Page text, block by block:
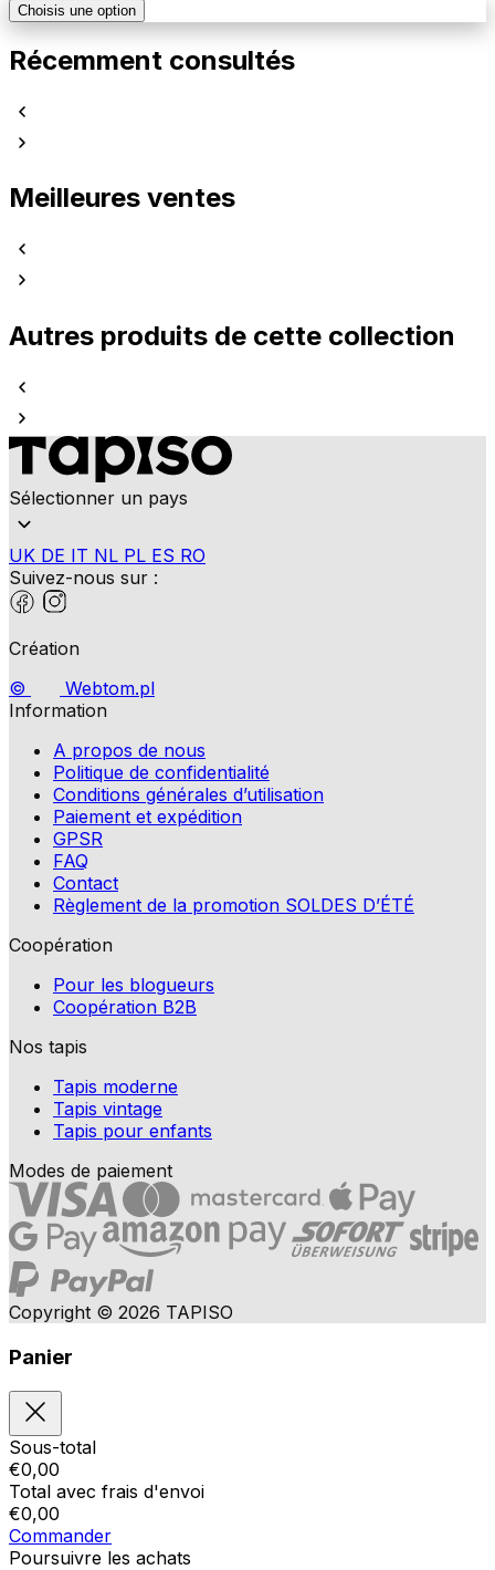
Choisis une option
Récemment consultés
Meilleures ventes
Autres produits de cette collection
Sélectionner un pays
UK DE IT NL PL ES RO
Suivez-nous sur :
Création
©
Webtom.pl
Information
A propos de nous
Politique de confidentialité
Conditions générales d’utilisation
Paiement et expédition
GPSR
FAQ
Contact
Règlement de la promotion SOLDES D’ÉTÉ
Coopération
Pour les blogueurs
Coopération B2B
Nos tapis
Tapis moderne
Tapis vintage
Tapis pour enfants
Modes de paiement
Copyright © 2026 TAPISO
Panier
Sous-total
€0,00
Total avec frais d'envoi
€0,00
Commander
Poursuivre les achats